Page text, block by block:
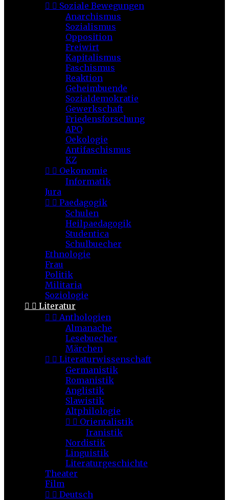
  Soziale Bewegungen
Anarchismus
Sozialismus
Opposition
Freiwirt
Kapitalismus
Faschismus
Reaktion
Geheimbuende
Sozialdemokratie
Gewerkschaft
Friedensforschung
APO
Oekologie
Antifaschismus
KZ
  Oekonomie
Informatik
Jura
  Paedagogik
Schulen
Heilpaedagogik
Studentica
Schulbuecher
Ethnologie
Frau
Politik
Militaria
Soziologie
  Literatur
  Anthologien
Almanache
Lesebuecher
Märchen
  Literaturwissenschaft
Germanistik
Romanistik
Anglistik
Slawistik
Altphilologie
  Orientalistik
Iranistik
Nordistik
Linguistik
Literaturgeschichte
Theater
Film
  Deutsch